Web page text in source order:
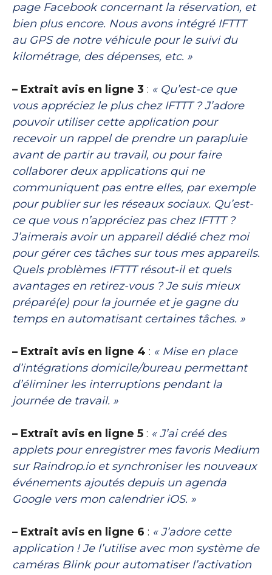
page Facebook concernant la réservation, et
bien plus encore. Nous avons intégré IFTTT
au GPS de notre véhicule pour le suivi du
kilométrage, des dépenses, etc. »
– Extrait avis en ligne 3 : « Qu’est-ce que
vous appréciez le plus chez IFTTT ? J’adore
pouvoir utiliser cette application pour
recevoir un rappel de prendre un parapluie
avant de partir au travail, ou pour faire
collaborer deux applications qui ne
communiquent pas entre elles, par exemple
pour publier sur les réseaux sociaux. Qu’est-
ce que vous n’appréciez pas chez IFTTT ?
J’aimerais avoir un appareil dédié chez moi
pour gérer ces tâches sur tous mes appareils.
Quels problèmes IFTTT résout-il et quels
avantages en retirez-vous ? Je suis mieux
préparé(e) pour la journée et je gagne du
temps en automatisant certaines tâches. »
– Extrait avis en ligne 4 : « Mise en place
d’intégrations domicile/bureau permettant
d’éliminer les interruptions pendant la
journée de travail. »
– Extrait avis en ligne 5 : « J’ai créé des
applets pour enregistrer mes favoris Medium
sur Raindrop.io et synchroniser les nouveaux
événements ajoutés depuis un agenda
Google vers mon calendrier iOS. »
– Extrait avis en ligne 6 : « J’adore cette
application ! Je l’utilise avec mon système de
caméras Blink pour automatiser l’activation